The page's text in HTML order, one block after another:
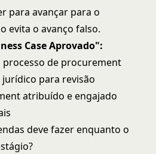
para avançar para o
evita o avanço falso.
Case Aprovado":
de procurement
para revisão
atribuído e engajado
deve fazer enquanto o